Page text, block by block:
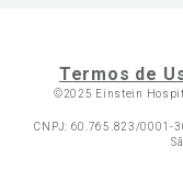
Termos de
©2025 Einstein
CNPJ: 60.765.823/0001-